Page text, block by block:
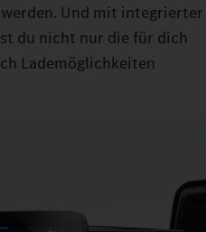
Und mit integrierter
du nicht nur die für dich
Lademöglichkeiten